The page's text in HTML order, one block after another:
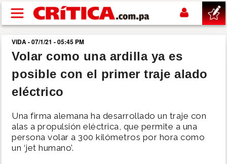
Pasar al contenido principal
buscar
SUCESOS
POLÍTICA
VIDA - 07/1/21 - 05:45 PM
Volar como una ardilla ya es
posible con el primer traje alado
eléctrico
Una firma alemana ha desarrollado un traje con
alas a propulsión eléctrica, que permite a una
persona volar a 300 kilómetros por hora como
un ‘jet humano’.